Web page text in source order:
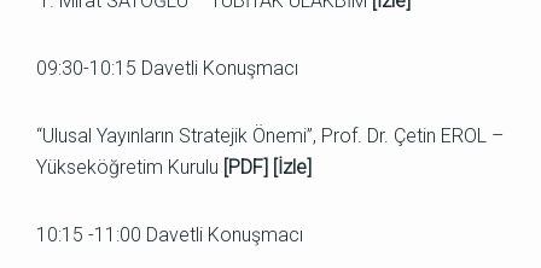
09:30-10:15 Davetli Konuşmacı
“Ulusal Yayınların Stratejik Önemi”, Prof. Dr. Çetin EROL –
Yükseköğretim Kurulu [PDF] [İzle]
10:15 -11:00 Davetli Konuşmacı